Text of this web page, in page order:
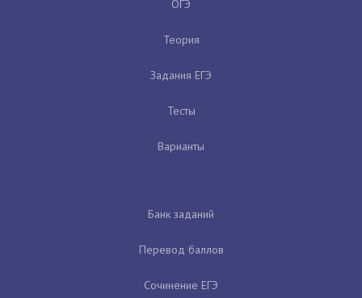
ОГЭ
Теория
Задания ЕГЭ
Тесты
Варианты
Банк заданий
Перевод баллов
Сочинение ЕГЭ